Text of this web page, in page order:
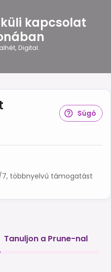
kapcsolat
Digital.
Súgó
7, többnyelvű támogatást
Tanuljon a Prune-nal